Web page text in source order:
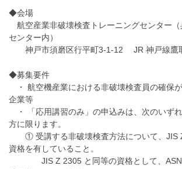
◆会場
航空産業非破壊検査トレーニングセンター
センター内）
神戸市須磨区行平町3-1-12 JR 神戸線鷹
◆募集要件
・ 航空機産業における非破壊検査員の確保
企業等
・ 「応用講習のみ」の申込みは、次のいず
方に限ります。
① 受講する非破壊検査方法について、JIS
資格を有していること。
JIS Z 2305 と同等の資格として、